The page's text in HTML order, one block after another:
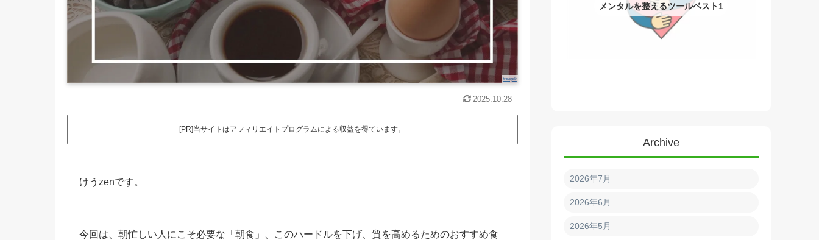
freepik
2025.10.28
[PR]当サイトはアフィリエイトプログラムによる収益を得ています。
けうzenです。
今回は、朝忙しい人にこそ必要な「朝食」、このハードルを下げ、質を高めるためのおすすめ食
メンタルを整えるツールベスト1
Archive
2026年7月
2026年6月
2026年5月